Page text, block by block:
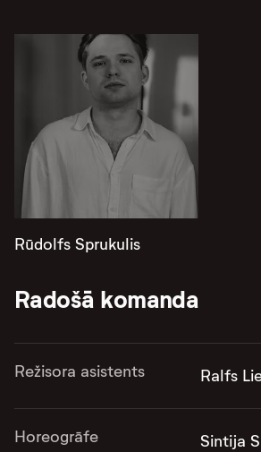
Rūdolfs Sprukulis
Radošā komanda
Režisora asistents Ralfs
Horeogrāfe Sintija